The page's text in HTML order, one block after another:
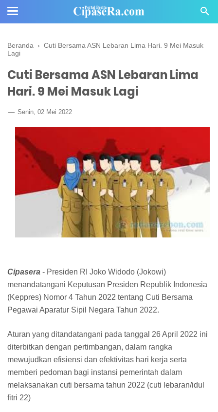
Beranda › Cuti Bersama ASN Lebaran Lima Hari. 9 Mei Masuk
Lagi
Cuti Bersama ASN Lebaran Lima
Hari. 9 Mei Masuk Lagi
Senin, 02 Mei 2022
Cipasera - Presiden RI Joko Widodo (Jokowi)
menandatangani Keputusan Presiden Republik Indonesia
(Keppres) Nomor 4 Tahun 2022 tentang Cuti Bersama
Pegawai Aparatur Sipil Negara Tahun 2022.
Aturan yang ditandatangani pada tanggal 26 April 2022 ini
diterbitkan dengan pertimbangan, dalam rangka
mewujudkan efisiensi dan efektivitas hari kerja serta
memberi pedoman bagi instansi pemerintah dalam
melaksanakan cuti bersama tahun 2022 (cuti lebaran/idul
fitri 22)